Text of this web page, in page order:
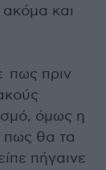
και
πως πριν
όμως η
πως θα τα
πήγαινε